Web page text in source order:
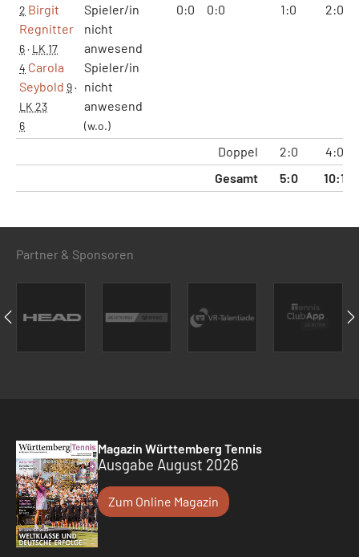
2 Birgit
Regnitter
6· LK 17
4 Carola
Seybold 9·
LK 23
6
Spieler/in
nicht
anwesend
Spieler/in
nicht
anwesend
(w.o.)
0:0 0:0 1:0 2:0
Doppel 2:0
4:0
Gesamt
5:0 10:1
Partner & Sponsoren
Magazin Württemberg Tennis
Ausgabe August 2026
Zum Online Magazin